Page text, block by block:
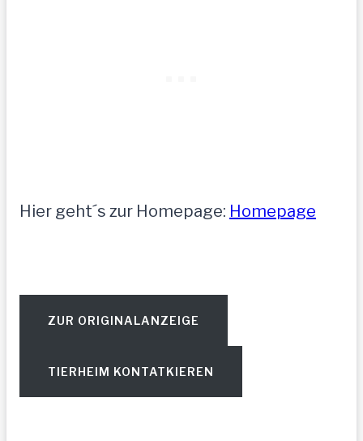
Hier geht´s zur Homepage: Homepage
ZUR ORIGINALANZEIGE
TIERHEIM KONTATKIEREN